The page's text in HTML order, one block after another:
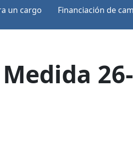
un cargo Financiación de